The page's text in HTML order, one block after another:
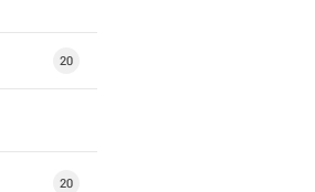
20
20